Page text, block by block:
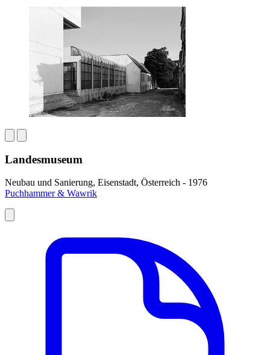
Landesmuseum
Neubau und Sanierung, Eisenstadt, Österreich - 1976
Puchhammer & Wawrik